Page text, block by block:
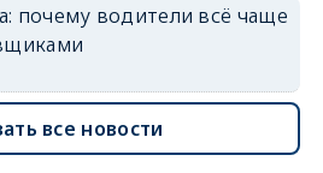
почему водители всё чаще
все новости